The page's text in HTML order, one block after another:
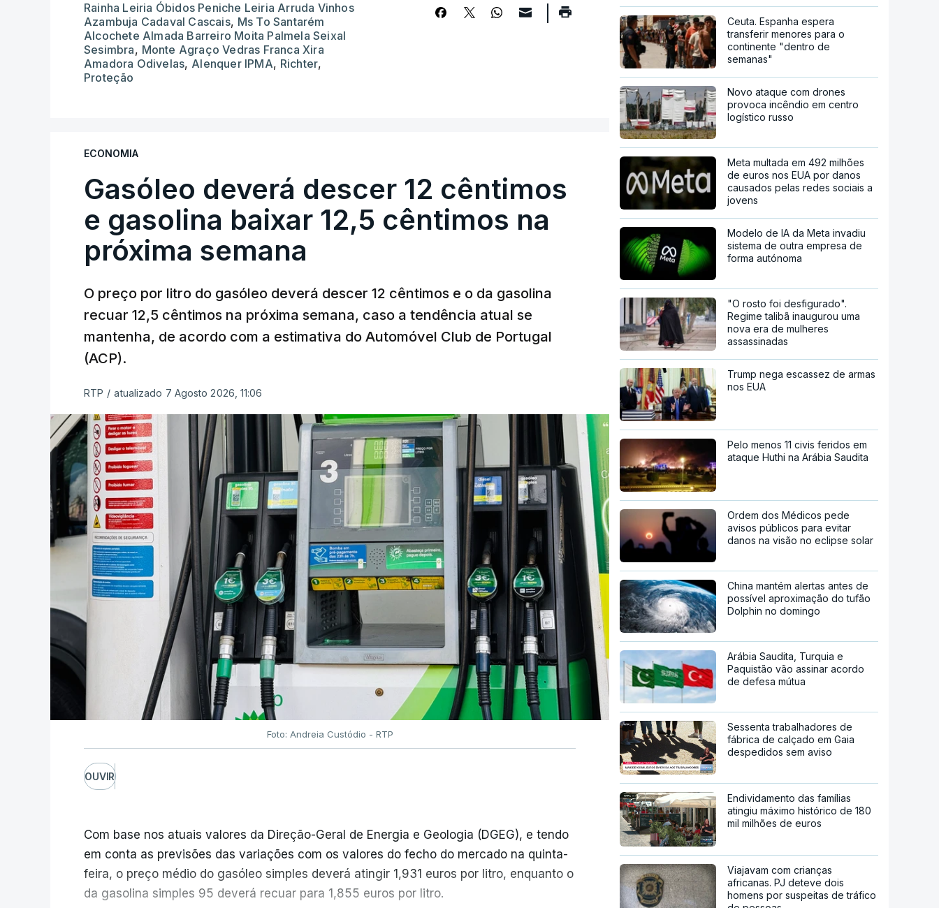
Rainha Leiria Óbidos Peniche Leiria Arruda Vinhos
Azambuja Cadaval Cascais, Ms To Santarém
Alcochete Almada Barreiro Moita Palmela Seixal
Sesimbra, Monte Agraço Vedras Franca Xira
Amadora Odivelas, Alenquer IPMA, Richter,
Proteção
ECONOMIA
Gasóleo deverá descer 12 cêntimos
e gasolina baixar 12,5 cêntimos na
próxima semana
O preço por litro do gasóleo deverá descer 12 cêntimos e o da gasolina
recuar 12,5 cêntimos na próxima semana, caso a tendência atual se
mantenha, de acordo com a estimativa do Automóvel Club de Portugal
(ACP).
RTP / atualizado 7 Agosto 2026, 11:06
Foto: Andreia Custódio - RTP
OUVIR
Com base nos atuais valores da Direção-Geral de Energia e Geologia (DGEG), e tendo
em conta as previsões das variações com os valores do fecho do mercado na quinta-
feira, o preço médio do gasóleo simples deverá atingir 1,931 euros por litro, enquanto o
da gasolina simples 95 deverá recuar para 1,855 euros por litro.
Ceuta. Espanha espera
transferir menores para o
continente "dentro de
semanas"
Novo ataque com drones
provoca incêndio em centro
logístico russo
Meta multada em 492 milhões
de euros nos EUA por danos
causados pelas redes sociais a
jovens
Modelo de IA da Meta invadiu
sistema de outra empresa de
forma autónoma
"O rosto foi desfigurado".
Regime talibã inaugurou uma
nova era de mulheres
assassinadas
Trump nega escassez de armas
nos EUA
Pelo menos 11 civis feridos em
ataque Huthi na Arábia Saudita
Ordem dos Médicos pede
avisos públicos para evitar
danos na visão no eclipse solar
China mantém alertas antes de
possível aproximação do tufão
Dolphin no domingo
Arábia Saudita, Turquia e
Paquistão vão assinar acordo
de defesa mútua
Sessenta trabalhadores de
fábrica de calçado em Gaia
despedidos sem aviso
Endividamento das famílias
atingiu máximo histórico de 180
mil milhões de euros
Viajavam com crianças
africanas. PJ deteve dois
homens por suspeitas de tráfico